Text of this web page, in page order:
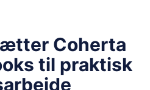
Coherta
til praktisk